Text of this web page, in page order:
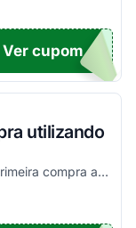
UPOM
Ver cupom
utilizando
Aproveite agora mesmo apenas na sua primeira compra acima de R$100!